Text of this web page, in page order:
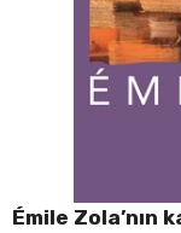
Émile Zola’nın